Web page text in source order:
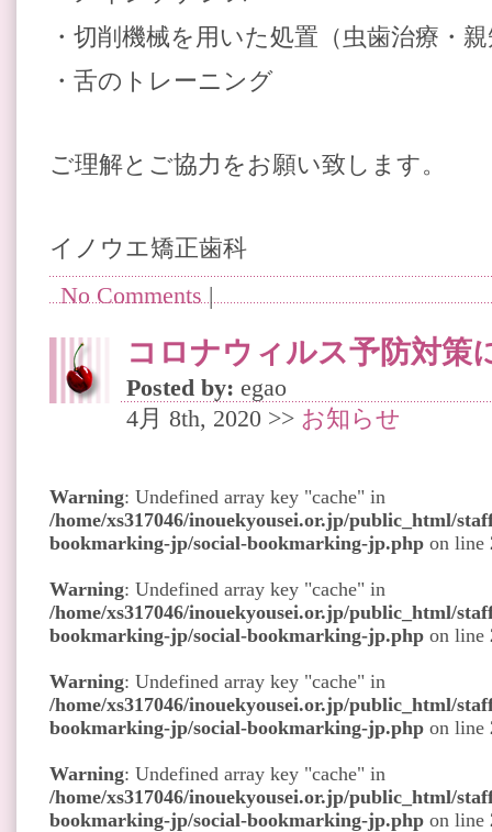
・切削機械を用いた処置（虫歯治療・
・舌のトレーニング
ご理解とご協力をお願い致します。
イノウエ矯正歯科
No Comments|
コロナウィルス予防対策
Posted by: egao
4月 8th, 2020 >> お知らせ
Warning: Undefined array key "cache" in
/home/xs317046/inouekyousei.or.jp/public_html/
bookmarking-jp/social-bookmarking-jp.php on line
Warning: Undefined array key "cache" in
/home/xs317046/inouekyousei.or.jp/public_html/
bookmarking-jp/social-bookmarking-jp.php on line
Warning: Undefined array key "cache" in
/home/xs317046/inouekyousei.or.jp/public_html/
bookmarking-jp/social-bookmarking-jp.php on line
Warning: Undefined array key "cache" in
/home/xs317046/inouekyousei.or.jp/public_html/
bookmarking-jp/social-bookmarking-jp.php on line